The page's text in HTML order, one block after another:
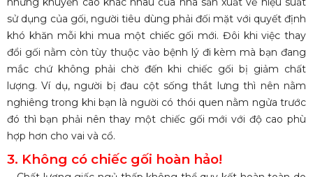
sử dụng của gối, người tiêu dùng phải đối mặt với quyết định
khó khăn mỗi khi mua một chiếc gối mới. Đôi khi việc thay
đổi gối nằm còn tùy thuộc vào bệnh lý đi kèm mà bạn đang
mắc chứ không phải chờ đến khi chiếc gối bị giảm chất
lượng. Ví dụ, người bị đau cột sống thắt lưng thì nên nằm
nghiêng trong khi bạn là người có thói quen nằm ngửa trước
đó thì bạn phải nên thay một chiếc gối mới với độ cao phù
hợp hơn cho vai và cổ.
3. Không có chiếc gối hoàn hảo!